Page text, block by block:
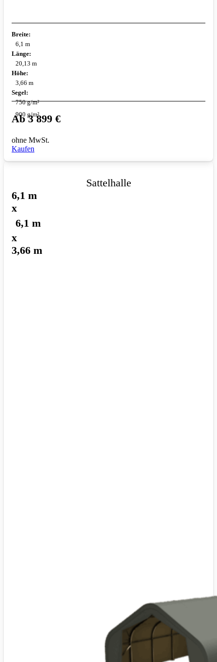
Breite:
6,1 m
Länge:
20,13 m
Höhe:
3,66 m
Segel:
750 g/m²
900 g/m²
Ab3 899 €
ohne MwSt.
Kaufen
Sattelhalle
6,1 m
x
6,1 m
x
3,66 m